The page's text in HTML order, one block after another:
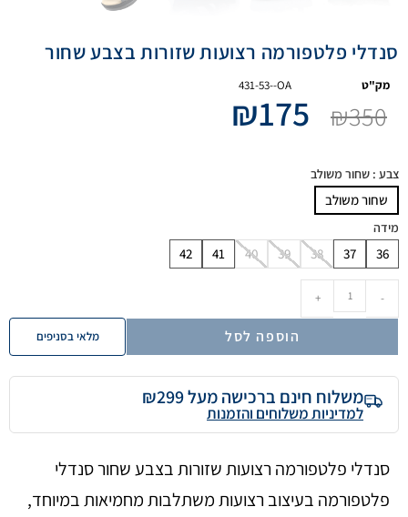
סנדלי פלטפורמה רצועות שזורות בצבע שחור
מק"ט 431-53--OA
₪350
₪175
צבע : שחור משולב
שחור משולב
מידה
36
37
38
39
40
41
42
-
+
הוספה לסל מלאי בסניפים
משלוח חינם ברכישה מעל ₪299
למדיניות משלוחים והזמנות
סנדלי פלטפורמה רצועות שזורות בצבע שחור סנדלי
פלטפורמה בעיצוב רצועות משתלבות מחמיאות במיוחד,